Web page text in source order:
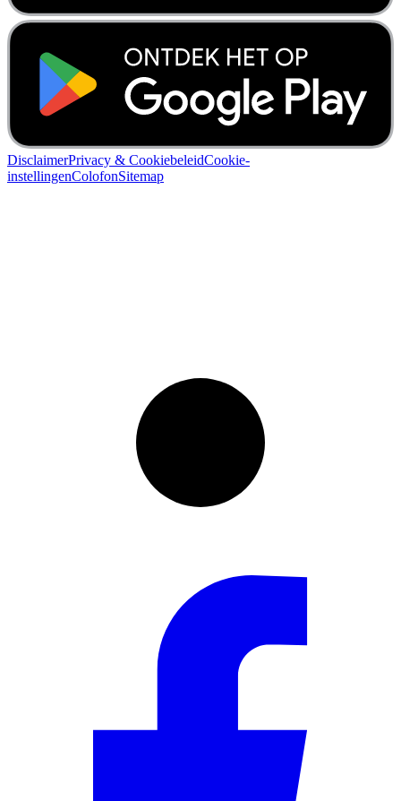
DisclaimerPrivacy & CookiebeleidCookie-
instellingenColofonSitemap